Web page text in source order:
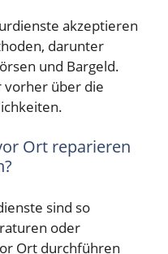
akzeptieren
darunter
und Bargeld.
vorher über die
Ort reparieren
sind so
oder
Ort durchführen